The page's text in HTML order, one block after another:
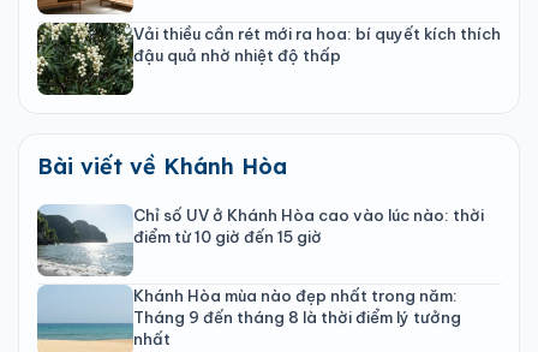
Vải thiều cần rét mới ra hoa: bí quyết kích thích
đậu quả nhờ nhiệt độ thấp
Bài viết về Khánh Hòa
Chỉ số UV ở Khánh Hòa cao vào lúc nào: thời
điểm từ 10 giờ đến 15 giờ
Khánh Hòa mùa nào đẹp nhất trong năm:
Tháng 9 đến tháng 8 là thời điểm lý tưởng
nhất